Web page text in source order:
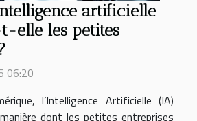
artificielle
elle les petites
06:20
l’Intelligence Artificielle (IA)
dont les petites entreprises